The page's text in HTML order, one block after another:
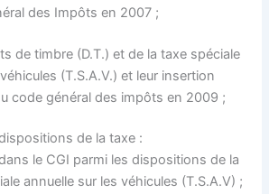
des Impôts en 2007 ;
de timbre (D.T.) et de la taxe spéciale
(T.S.A.V.) et leur insertion
code général des impôts en 2009 ;
de la taxe :
dans le CGI parmi les dispositions de la
annuelle sur les véhicules (T.S.A.V) ;